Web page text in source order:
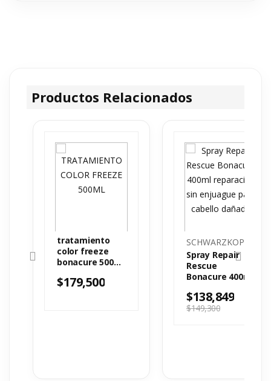
Productos Relacionados
tratamiento
color freeze
bonacure 500
$179,500
SCHWARZKOPF
Spray Repair
Rescue
Bonacure 400ml
$149,300
$138,849